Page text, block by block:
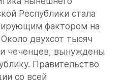
Республики стала
фактором на
двухсот тысяч
чеченцев, вынуждены
Правительство
со всей